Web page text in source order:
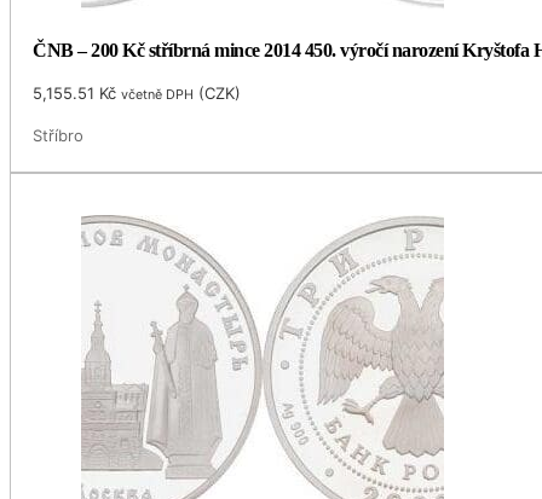
ČNB – 200 Kč stříbrná mince 2014 450. výročí narození
5,155.51 Kč včetně DPH (CZK)
Stříbro